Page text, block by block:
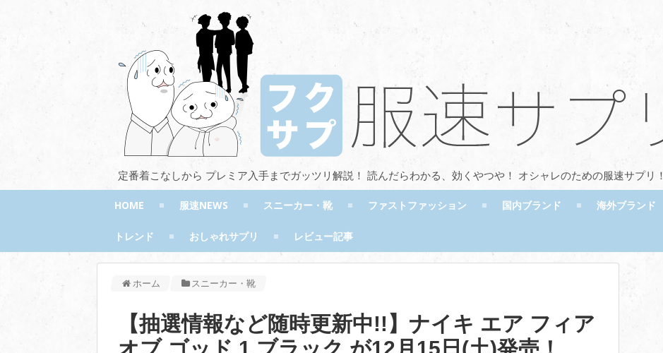
定番着こなしから プレミア入手までガッツリ解説！ 読んだらわかる、効くやつや！ オシャレのための服速サプリ！
HOME 服速NEWS スニーカー・靴 ファストファッション 国内ブランド 海外ブランド
トレンド おしゃれサプリ レビュー記事
ホーム スニーカー・靴
【抽選情報など随時更新中!!】ナイキ エア フィア